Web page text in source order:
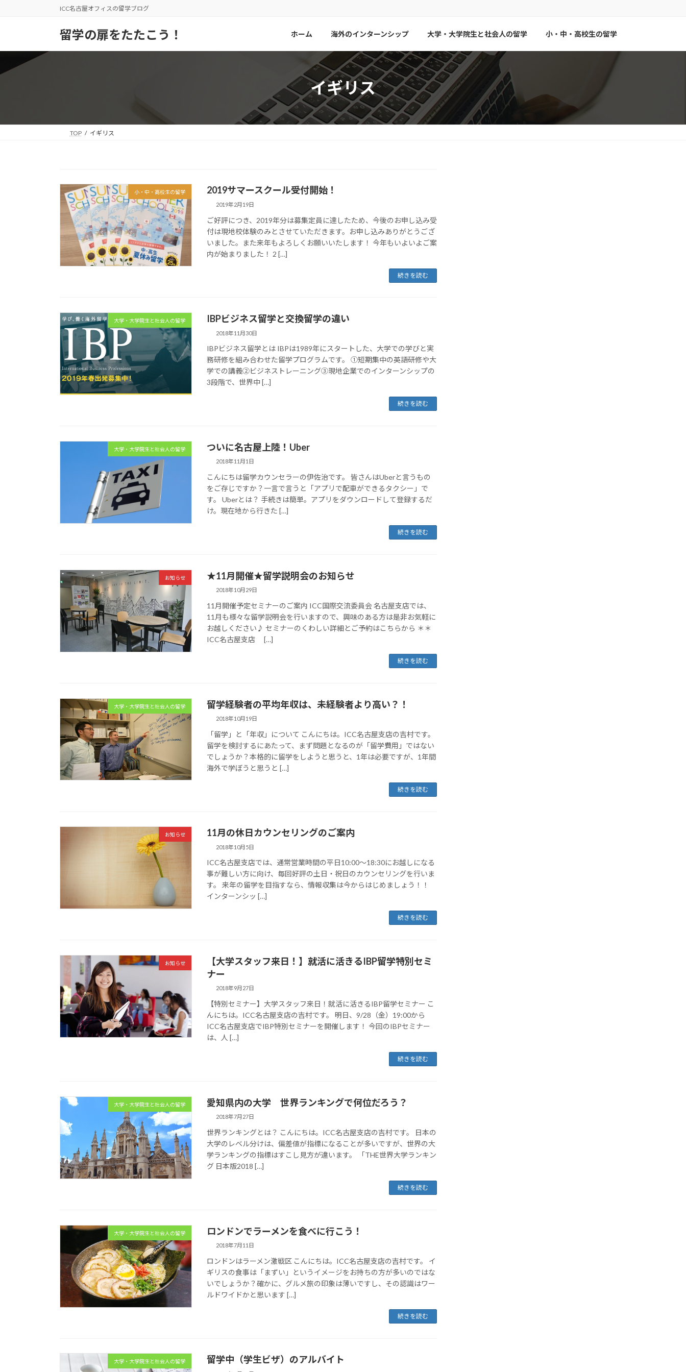
ICC名古屋オフィスの留学ブログ
留学の扉をたたこう！ ホーム 海外のインターンシップ 大学・大学院生と社会人の留学 小・中・高校生の留学
イギリス
TOP イギリス
小・中・高校生の留学 2019サマースクール受付開始！
2019年2月19日
ご好評につき、2019年分は募集定員に達したため、今後のお申し込み受
付は現地校体験のみとさせていただきます。お申し込みありがとうござ
いました。また来年もよろしくお願いいたします！ 今年もいよいよご案
内が始まりました！ 2 […]
続きを読む
大学・大学院生と社会人の留学 IBPビジネス留学と交換留学の違い
2018年11月30日
IBPビジネス留学とは IBPは1989年にスタートした、大学での学びと実
務研修を組み合わせた留学プログラムです。 ①短期集中の英語研修や大
学での講義②ビジネストレーニング③現地企業でのインターンシップの
3段階で、世界中 […]
続きを読む
大学・大学院生と社会人の留学 ついに名古屋上陸！Uber
2018年11月1日
こんにちは留学カウンセラーの伊佐治です。 皆さんはUberと言うもの
をご存じですか？一言で言うと「アプリで配車ができるタクシー」で
す。 Uberとは？ 手続きは簡単。アプリをダウンロードして登録するだ
け。現在地から行きた […]
続きを読む
お知らせ ★11月開催★留学説明会のお知らせ
2018年10月29日
11月開催予定セミナーのご案内 ICC国際交流委員会 名古屋支店では、
11月も様々な留学説明会を行いますので、興味のある方は是非お気軽に
お越しください♪ セミナーのくわしい詳細とご予約はこちらから ＊＊
ICC名古屋支店 […]
続きを読む
大学・大学院生と社会人の留学 留学経験者の平均年収は、未経験者より高い？！
2018年10月19日
「留学」と「年収」について こんにちは。ICC名古屋支店の吉村です。
留学を検討するにあたって、まず問題となるのが「留学費用」ではない
でしょうか？本格的に留学をしようと思うと、1年は必要ですが、1年間
海外で学ぼうと思うと […]
続きを読む
お知らせ 11月の休日カウンセリングのご案内
2018年10月5日
ICC名古屋支店では、通常営業時間の平日10:00〜18:30にお越しになる
事が難しい方に向け、毎回好評の土日・祝日のカウンセリングを行いま
す。 来年の留学を目指すなら、情報収集は今からはじめましょう！！
インターンシッ […]
続きを読む
お知らせ
【大学スタッフ来日！】就活に活きるIBP留学特別セミ
ナー
2018年9月27日
【特別セミナー】大学スタッフ来日！就活に活きるIBP留学セミナー こ
んにちは。ICC名古屋支店の吉村です。 明日、9/28（金）19:00から
ICC名古屋支店でIBP特別セミナーを開催します！ 今回のIBPセミナー
は、人 […]
続きを読む
大学・大学院生と社会人の留学 愛知県内の大学 世界ランキングで何位だろう？
2018年7月27日
世界ランキングとは？ こんにちは。ICC名古屋支店の吉村です。 日本の
大学のレベル分けは、偏差値が指標になることが多いですが、世界の大
学ランキングの指標はすこし見方が違います。 「THE世界大学ランキン
グ 日本版2018 […]
続きを読む
大学・大学院生と社会人の留学 ロンドンでラーメンを食べに行こう！
2018年7月11日
ロンドンはラーメン激戦区 こんにちは。ICC名古屋支店の吉村です。 イ
ギリスの食事は「まずい」というイメージをお持ちの方が多いのではな
いでしょうか？確かに、グルメ旅の印象は薄いですし、その認識はワー
ルドワイドかと思います […]
続きを読む
大学・大学院生と社会人の留学 留学中（学生ビザ）のアルバイト